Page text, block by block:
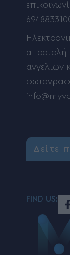
αποστολή
αγγελιών
Δείτε
FIND US: